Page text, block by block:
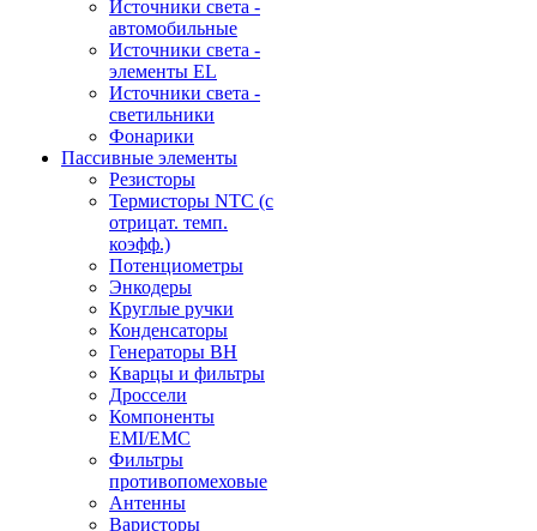
Источники света -
автомобильные
Источники света -
элементы EL
Источники света -
светильники
Фонарики
Пассивные элементы
Резисторы
Термисторы NTC (с
отрицат. темп.
коэфф.)
Потенциометры
Энкодеры
Круглые ручки
Конденсаторы
Генераторы ВН
Кварцы и фильтры
Дроссели
Компоненты
EMI/EMC
Фильтры
противопомеховые
Антенны
Варисторы